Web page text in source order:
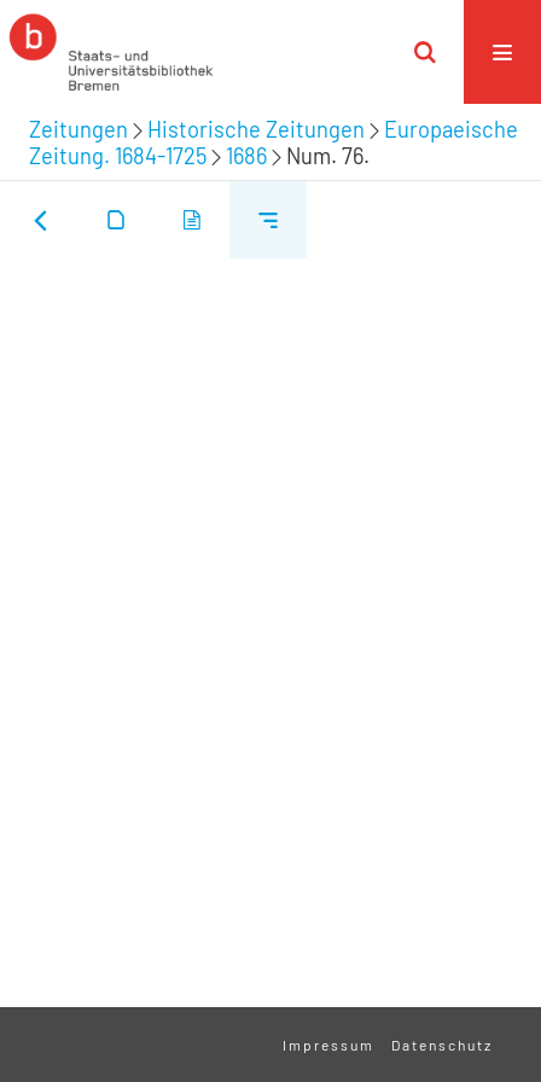
Zeitungen Historische Zeitungen
Europaeische
Zeitung. 1684-1725
1686 Num. 76.
Impressum Datenschutz